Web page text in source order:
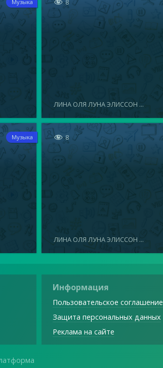
Музыка  8
ЛИНА ОЛЯ ЛУНА ЭЛИССОН ...
Музыка  8
ЛИНА ОЛЯ ЛУНА ЭЛИССОН ...
Информация
Пользовательское соглашение
Защита персональных данных
Реклама на сайте